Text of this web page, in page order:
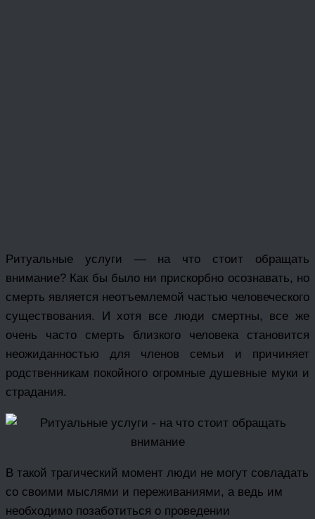
Ритуальные услуги — на что стоит обращать
внимание? Как бы было ни прискорбно осознавать, но
смерть является неотъемлемой частью человеческого
существования. И хотя все люди смертны, все же
очень часто смерть близкого человека становится
неожиданностью для членов семьи и причиняет
родственникам покойного огромные душевные муки и
страдания.
В такой трагический момент люди не могут совладать
со своими мыслями и переживаниями, а ведь им
необходимо позаботиться о проведении